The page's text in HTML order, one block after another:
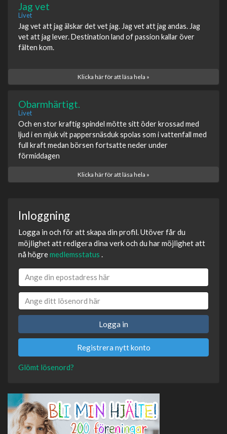
Jag vet
Livet
Jag vet att jag älskar det vet jag. Jag vet att jag andas. Jag
vet att jag lever. Destination land of passion kallar över
fälten kom.
Klicka här för att läsa hela »
Obarmhärtigt.
Livet
Och en stor kraftig spindel mötte sitt öder krossad med
ljud i en mjuk vit pappersnäsduk spolas som i vattenfall med
full kraft medan börsen fortsatte neder under
förmiddagen
Klicka här för att läsa hela »
Inloggning
Logga in och för att skapa din profil. Utöver får du
möjlighet att redigera dina verk och du har möjlighet att
nå högremedlemsstatus .
Logga in
Registrera nytt konto
Glömt lösenord?